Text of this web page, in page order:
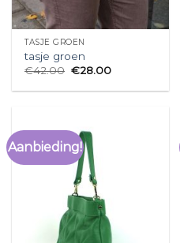
TASJE GROEN
tasje groen
€42.00 €28.00
Aanbieding!